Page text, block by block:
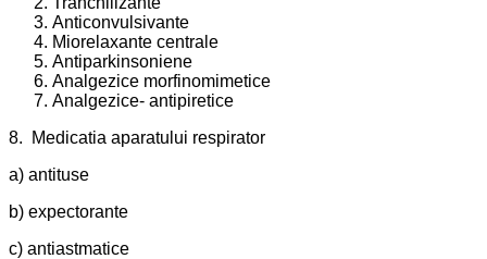
Anticonvulsivante
Miorelaxante centrale
Antiparkinsoniene
Analgezice morfinomimetice
Analgezice- antipiretice
8. Medicatia aparatului respirator
a) antituse
b) expectorante
c) antiastmatice